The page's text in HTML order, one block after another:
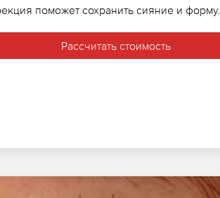
поможет сохранить сияние и форму.
Рассчитать стоимость